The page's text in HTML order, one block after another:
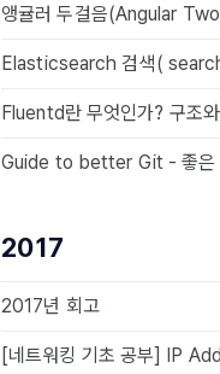
앵귤러 두걸음(Angular
Elasticsearch 검색(
Fluentd란 무엇인가? 구조와
Guide to better Git - 좋은
2017
2017년 회고
[네트워킹 기초 공부] IP